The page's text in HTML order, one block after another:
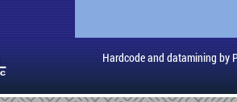
Hardcode and datamining by